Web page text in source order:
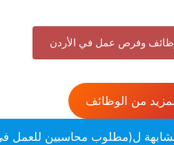
وفرص عمل في الأردن
من الوظائف
ل(مطلوب محاسبين للعمل